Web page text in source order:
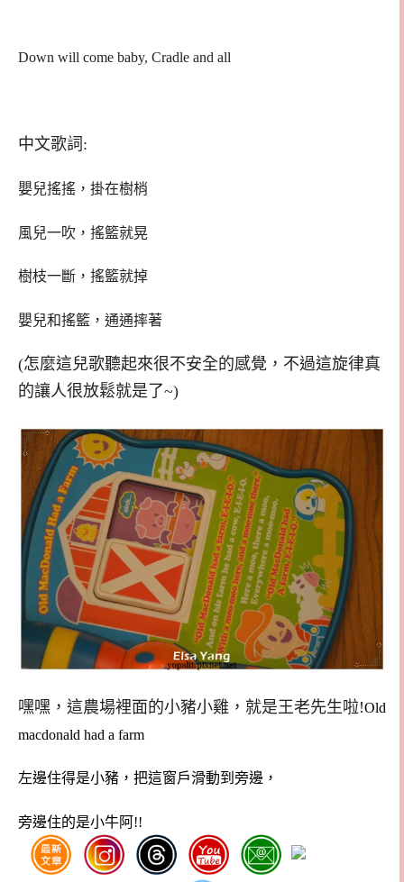
Down will come baby, Cradle and all
中文歌詞:
嬰兒搖搖，掛在樹梢
風兒一吹，搖籃就晃
樹枝一斷，搖籃就掉
嬰兒和搖籃，通通摔著
(怎麼這兒歌聽起來很不安全的感覺，不過這旋律真
的讓人很放鬆就是了~)
嘿嘿，這農場裡面的小豬小雞，就是王老先生啦!Old
macdonald had a farm
左邊住得是小豬，把這窗戶滑動到旁邊，
旁邊住的是小牛阿!!